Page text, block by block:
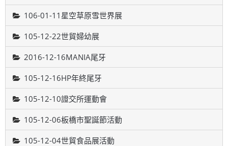
106-01-11星空草原雪世界展
105-12-22世貿婦幼展
2016-12-16MANIA尾牙
105-12-16HP年終尾牙
105-12-10證交所運動會
105-12-06板橋市聖誕節活動
105-12-04世貿食品展活動